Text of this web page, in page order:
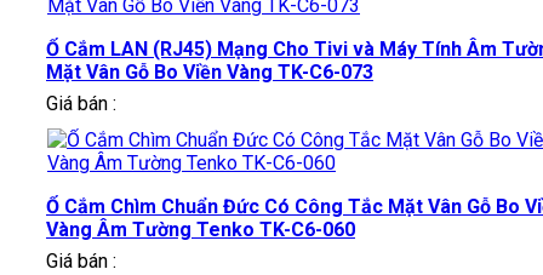
Ổ Cắm LAN (RJ45) Mạng Cho Tivi và Máy Tính Âm
Mặt Vân Gỗ Bo Viền Vàng TK-C6-073
Giá bán :
Ổ Cắm Chìm Chuẩn Đức Có Công Tắc Mặt Vân Gỗ Bo
Vàng Âm Tường Tenko TK-C6-060
Giá bán :